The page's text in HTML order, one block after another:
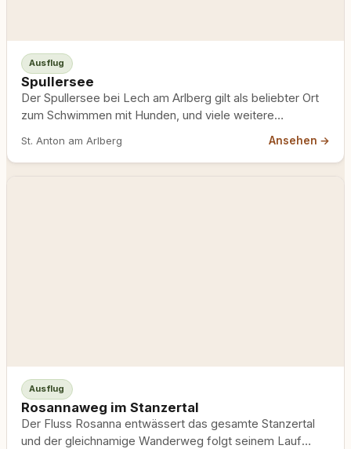
Ausflug
Spullersee
Der Spullersee bei Lech am Arlberg gilt als beliebter Ort
zum Schwimmen mit Hunden, und viele weitere
St. Anton am Arlberg Ansehen →
Ausflug
Rosannaweg im Stanzertal
Der Fluss Rosanna entwässert das gesamte Stanzertal
und der gleichnamige Wanderweg folgt seinem Lauf